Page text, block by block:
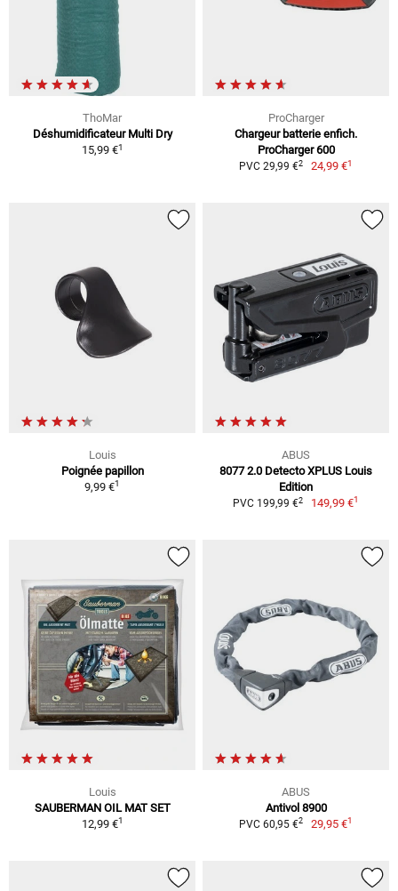
ThoMar
Déshumidificateur Multi Dry
15,99 €1
ProCharger
Chargeur batterie enfich.
ProCharger 600
PVC 29,99 €2 24,99 €1
Louis
Poignée papillon
9,99 €1
ABUS
8077 2.0 Detecto XPLUS Louis
Edition
PVC 199,99 €2 149,99 €1
Louis
SAUBERMAN OIL MAT SET
12,99 €1
ABUS
Antivol 8900
PVC 60,95 €2 29,95 €1